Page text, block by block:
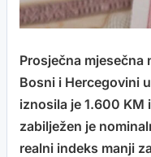
Prosječna mjesečna
Bosni i Hercegovini
iznosila je 1.600
zabilježen je
realni indeks manji